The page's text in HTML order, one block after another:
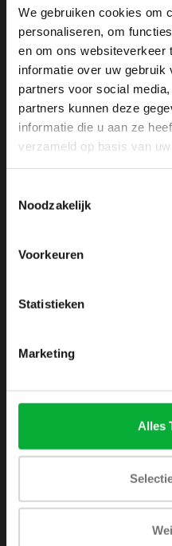
We gebruiken cookies om
personaliseren, om
en om ons websiteverkeer
informatie over uw gebruik
partners voor social
partners kunnen deze
informatie die u aan ze
verzameld op basis van
Noodzakelijk
Voorkeuren
Statistieken
Marketing
Alles
Webshop
+31 6
+31 6